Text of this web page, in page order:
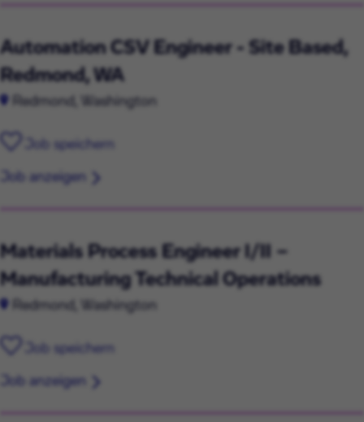
Automation CSV Engineer - Site Based,
Redmond, WA
Redmond, Washington
Job speichern
Job anzeigen
Materials Process Engineer I/II –
Manufacturing Technical Operations
Redmond, Washington
Job speichern
Job anzeigen